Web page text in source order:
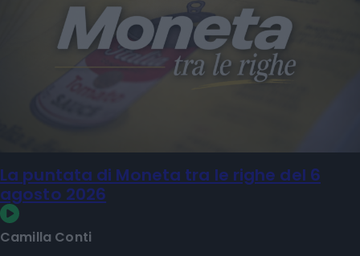
La puntata di Moneta tra le righe del 6
agosto 2026
Camilla Conti